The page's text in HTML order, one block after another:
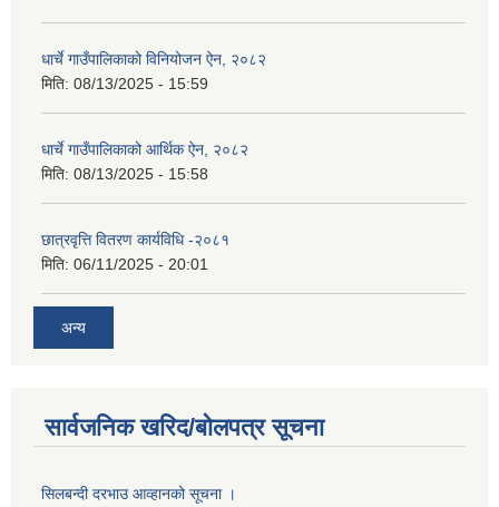
धार्चे गाउँपालिकाको विनियोजन ऐन, २०८२
मिति: 08/13/2025 - 15:59
धार्चे गाउँपालिकाको आर्थिक ऐन, २०८२
मिति: 08/13/2025 - 15:58
छात्रवृत्ति वितरण कार्यविधि -२०८१
मिति: 06/11/2025 - 20:01
अन्य
सार्वजनिक खरिद/बोलपत्र सूचना
सिलबन्दी दरभाउ आव्हानको सूचना ।